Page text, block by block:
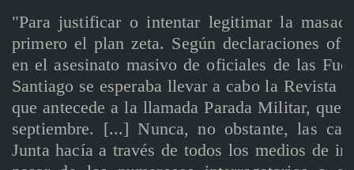
"Para justificar o intentar legitimar la
primero el plan zeta. Según declaraciones
en el asesinato masivo de oficiales de las
Santiago se esperaba llevar a cabo la Revista
que antecede a la llamada Parada Militar, que
septiembre. [...] Nunca, no obstante, las
Junta hacía a través de todos los medios de